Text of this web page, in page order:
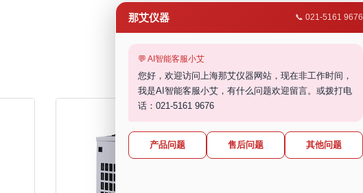
那艾仪器 📞 021-5161 9676
💬 AI智能客服小艾
您好，欢迎访问上海那艾仪器网站，现在非工作时间，
我是AI智能客服小艾，有什么问题欢迎留言。或拨打电
话：021-5161 9676
产品问题 售后问题 其他问题